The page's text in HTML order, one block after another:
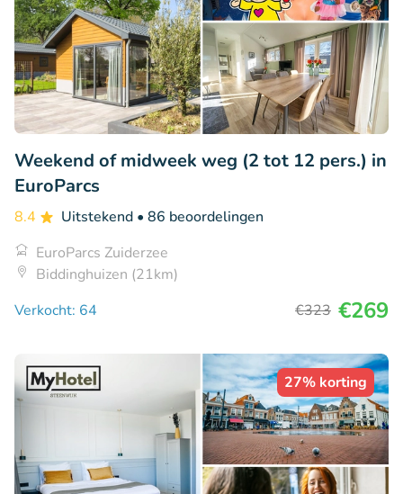
Weekend of midweek weg (2 tot 12 pers.) in
EuroParcs
8.4 Uitstekend • 86 beoordelingen
EuroParcs Zuiderzee
Biddinghuizen (21km)
Verkocht: 64
€323 €269
27% korting